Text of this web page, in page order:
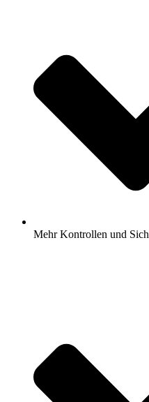
Mehr Kontrollen und